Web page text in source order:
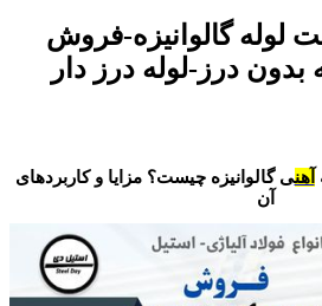
لوله گالوانیزه-فروش
بدون درز-لوله درز دار
آهنی گالوانیزه چیست؟ مزایا و کاربردهای
آن